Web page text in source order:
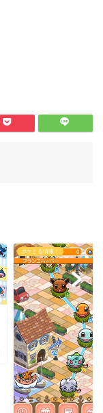
ポケとる情報！